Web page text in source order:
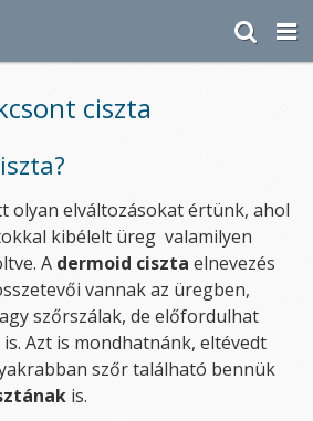
ciszta
olyan elváltozásokat értünk, ahol
kibélelt üreg valamilyen
A dermoid ciszta elnevezés
vannak az üregben,
szőrszálak, de előfordulhat
Azt is mondhatnánk, eltévedt
szőr található bennük
is.